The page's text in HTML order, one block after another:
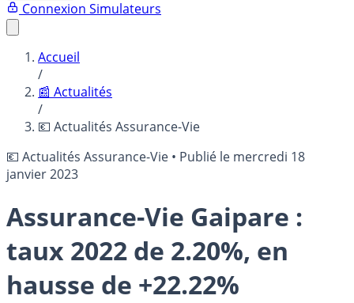
Connexion Simulateurs
Accueil
/
📰 Actualités
/
💶 Actualités Assurance-Vie
💶 Actualités Assurance-Vie • Publié le mercredi 18
janvier 2023
Assurance-Vie Gaipare :
taux 2022 de 2.20%, en
hausse de +22.22%